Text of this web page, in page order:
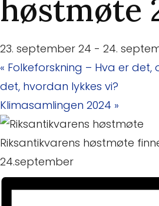
høstmøte
23. september 24 - 24.
« Folkeforskning – Hva er
det, hvordan lykkes vi?
Klimasamlingen 2024 »
Riksantikvarens høstmøte
24.september